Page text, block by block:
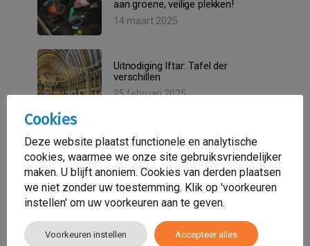
aan groene, veilige plekken!
14 maart 2025
Uitnodiging Iftar: Tafel der
verschillen
25 februari 2025
ADHD bij vrouwen met een
migratieachtergrond: Het
onzichtbare probleem
18 oktober 2024
Wenen ons kan leren over
krachtwijken
Cookies
Deze website plaatst functionele en analytische
cookies, waarmee we onze site gebruiksvriendelijker
maken. U blijft anoniem. Cookies van derden plaatsen
we niet zonder uw toestemming. Klik op 'voorkeuren
instellen' om uw voorkeuren aan te geven.
Voorkeuren instellen Accepteer alles